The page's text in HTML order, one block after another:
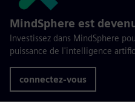
MindSphere est
Investissez dans MindSphere
puissance de l'intelligence
connectez-vous